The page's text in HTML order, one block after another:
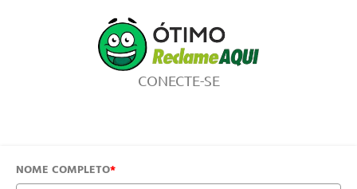
CONECTE-SE
NOME COMPLETO*